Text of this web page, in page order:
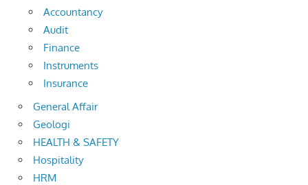
Accountancy
Audit
Finance
Instruments
Insurance
General Affair
Geologi
HEALTH & SAFETY
Hospitality
HRM